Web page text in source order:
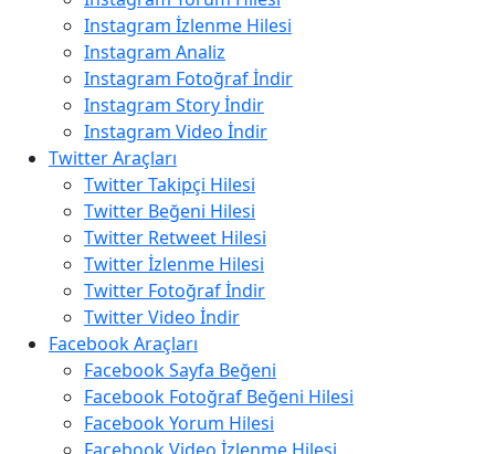
Instagram İzlenme Hilesi
Instagram Analiz
Instagram Fotoğraf İndir
Instagram Story İndir
Instagram Video İndir
Twitter Araçları
Twitter Takipçi Hilesi
Twitter Beğeni Hilesi
Twitter Retweet Hilesi
Twitter İzlenme Hilesi
Twitter Fotoğraf İndir
Twitter Video İndir
Facebook Araçları
Facebook Sayfa Beğeni
Facebook Fotoğraf Beğeni Hilesi
Facebook Yorum Hilesi